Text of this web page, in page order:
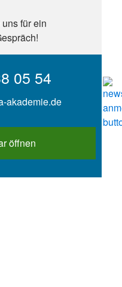
für ein
05 54
akademie.de
öffnen